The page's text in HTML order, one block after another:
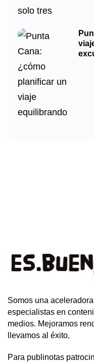
Somos una
especialistas en
medios. Mejoramos
llevamos al éxito.
Para publinotas